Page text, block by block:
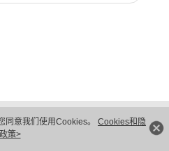
同意我们使用Cookies。 Cookies和隐
策>
护
法律声明